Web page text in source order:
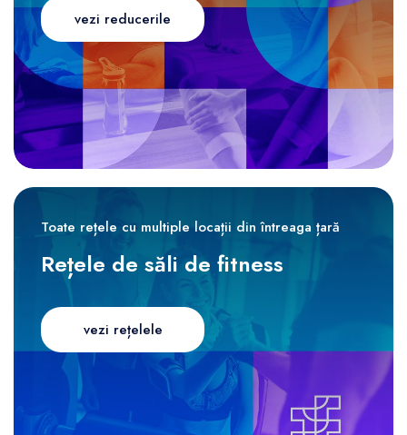
vezi reducerile
Toate rețele cu multiple locații din întreaga țară
Rețele de săli de fitness
vezi rețelele